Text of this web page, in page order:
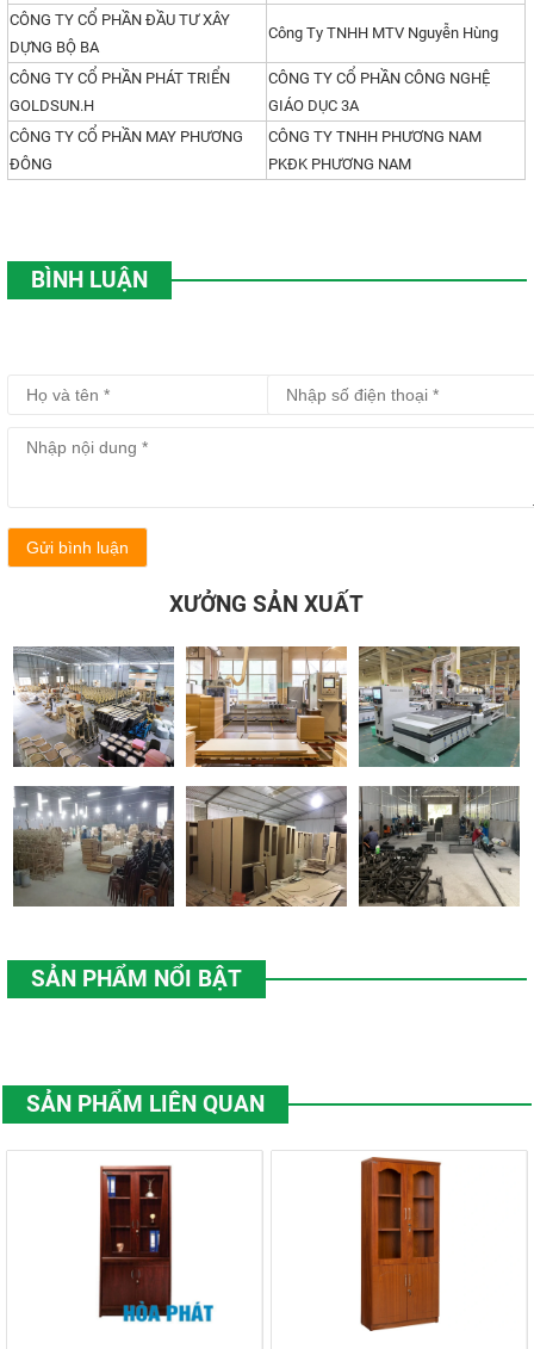
CÔNG TY CỔ PHẦN ĐẦU TƯ XÂY
DỰNG BỘ BA
Công Ty TNHH MTV Nguyễn Hùng
CÔNG TY CỔ PHẦN PHÁT TRIỂN
GOLDSUN.H
CÔNG TY CỔ PHẦN CÔNG NGHỆ
GIÁO DỤC 3A
CÔNG TY CỔ PHẦN MAY PHƯƠNG
ĐÔNG
CÔNG TY TNHH PHƯƠNG NAM
PKĐK PHƯƠNG NAM
BÌNH LUẬN
Gửi bình luận
XƯỞNG SẢN XUẤT
SẢN PHẨM NỔI BẬT
SẢN PHẨM LIÊN QUAN